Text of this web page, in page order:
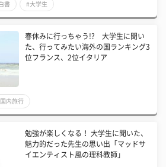
書 #大学生
春休みに行っちゃう!? 大学生に聞い
た、行ってみたい海外の国ランキング3
位フランス、2位イタリア
内旅行
勉強が楽しくなる！ 大学生に聞いた、
魅力的だった先生の思い出「マッドサ
イエンティスト風の理科教師」